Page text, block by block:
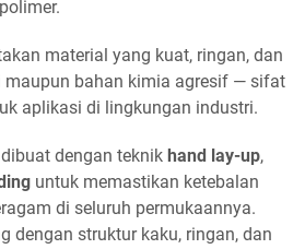
material yang kuat, ringan, dan
maupun bahan kimia agresif — sifat
aplikasi di lingkungan industri.
dengan teknik hand lay-up,
untuk memastikan ketebalan
di seluruh permukaannya.
dengan struktur kaku, ringan, dan